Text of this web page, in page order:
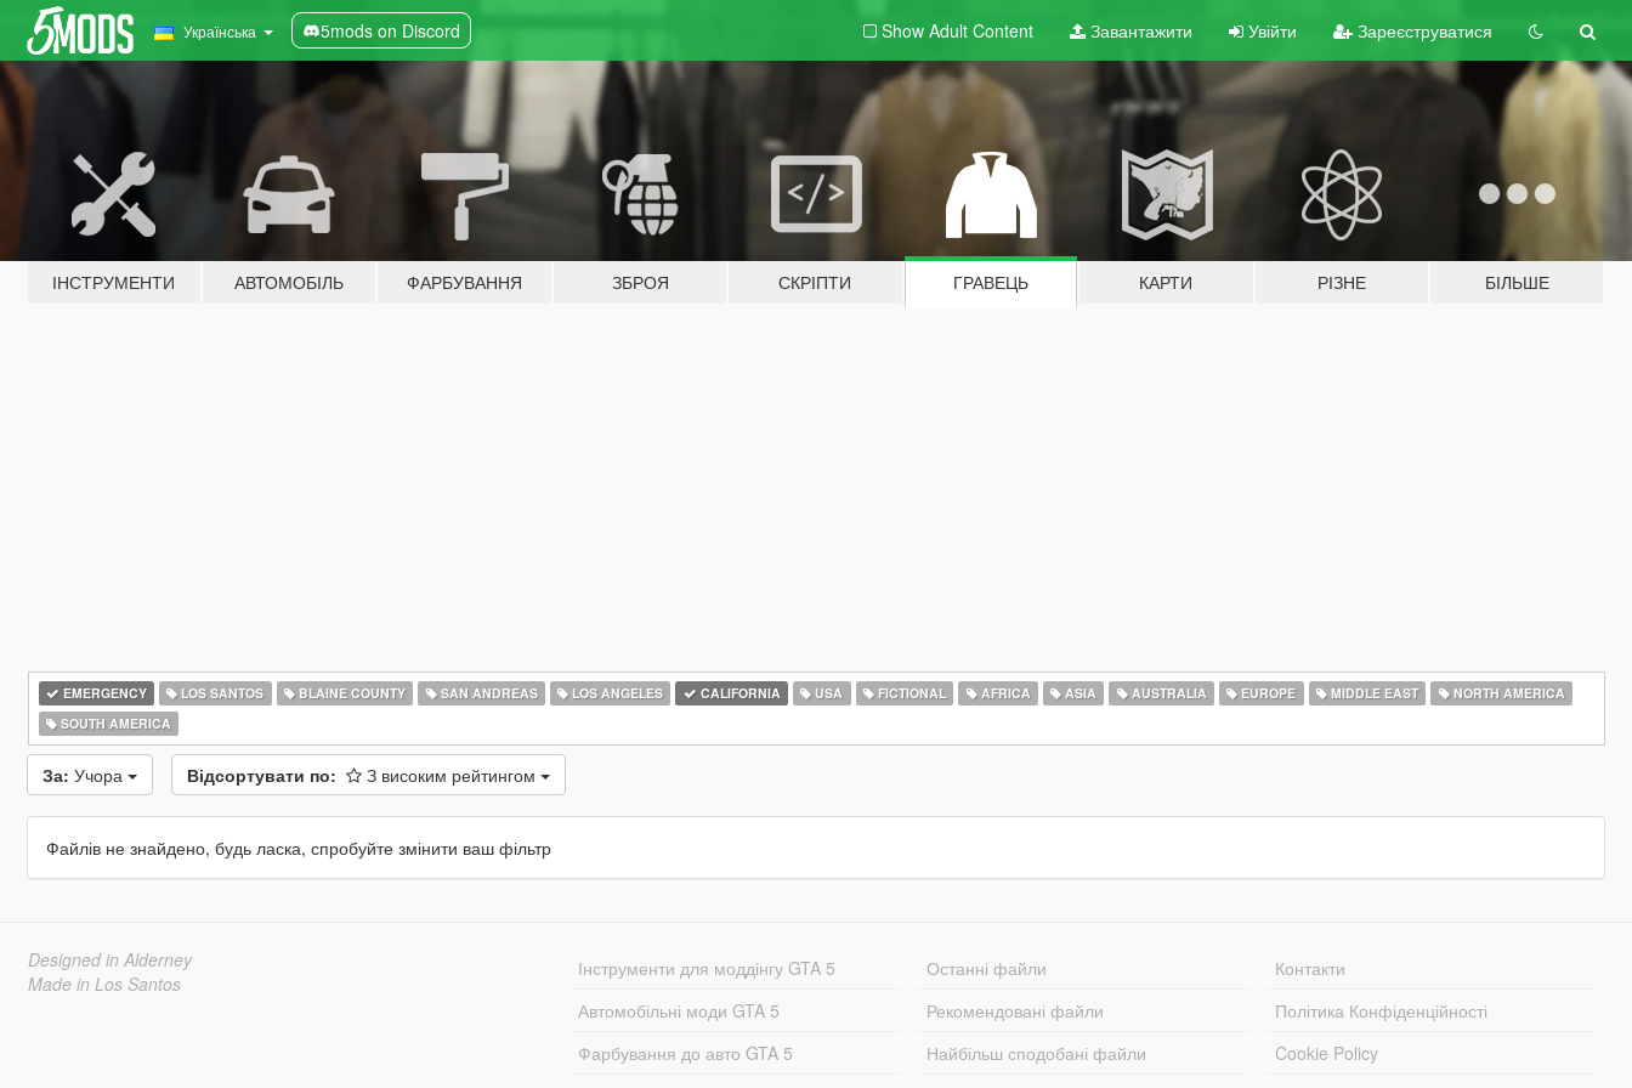
Українська 5mods on Discord Show Adult Content Завантажити Увійти Зареєструватися
ІНСТРУМЕНТИ АВТОМОБІЛЬ ФАРБУВАННЯ ЗБРОЯ СКРІПТИ ГРАВЕЦЬ КАРТИ РІЗНЕ БІЛЬШЕ
EMERGENCY LOS SANTOS BLAINE COUNTY SAN ANDREAS LOS ANGELES CALIFORNIA USA FICTIONAL AFRICA ASIA AUSTRALIA EUROPE MIDDLE EAST
NORTH AMERICA
SOUTH AMERICA
За: Учора Відсортувати по: З високим рейтингом
Файлів не знайдено, будь ласка, спробуйте змінити ваш фільтр
Designed in Alderney
Made in Los Santos
Інструменти для моддінгу GTA 5
Автомобільні моди GTA 5
Фарбування до авто GTA 5
Останні файли
Рекомендовані файли
Найбільш сподобані файли
Контакти
Політика Конфіденційності
Cookie Policy